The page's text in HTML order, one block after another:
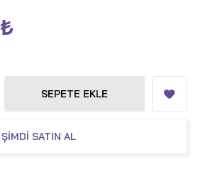
₺
SEPETE EKLE
ŞIMDI SATIN AL